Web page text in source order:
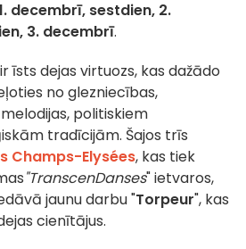
decembrī, sestdien, 2.
3. decembrī.
ir īsts dejas virtuozs, kas dažādo
no glezniecības,
politiskiem
tradīcijām. Šajos trīs
Champs-Elysées, kas tiek
"TranscenDanses" ietvaros,
jaunu darbu "Torpeur", kas
cienītājus.